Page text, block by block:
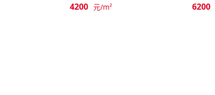
4200 元/m² 6200